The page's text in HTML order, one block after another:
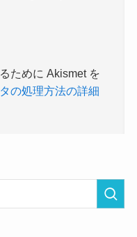
ために Akismet を
の処理方法の詳細